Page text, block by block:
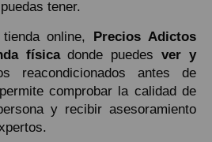
tener.
online, Precios Adictos
físicadonde puedesver y
reacondicionados antes de
comprobar la calidad de
y recibir asesoramiento